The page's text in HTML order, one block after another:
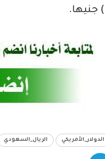
الدولار_الأمريكي الريال_السعودي